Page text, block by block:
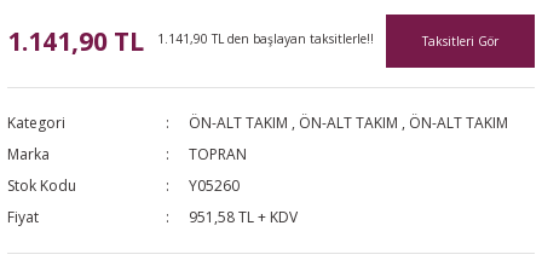
1.141,90 TL 1.141,90 TL den başlayan taksitlerle!! Taksitleri Gör
Kategori ÖN-ALT TAKIM , ÖN-ALT TAKIM , ÖN-ALT TAKIM
Marka
TOPRAN
Stok Kodu
Y05260
Fiyat
951,58 TL + KDV